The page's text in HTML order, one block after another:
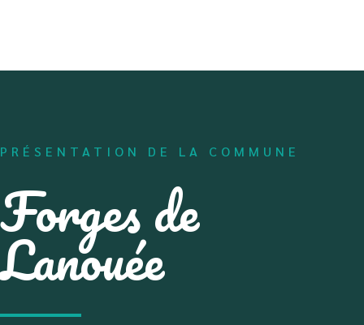
PRÉSENTATION DE LA COMMUNE
Forges de
Lanouée